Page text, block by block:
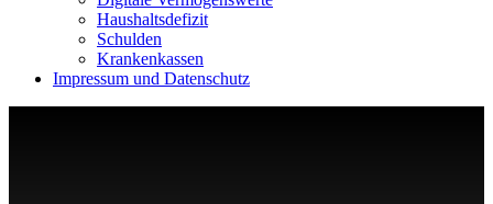
Haushaltsdefizit
Schulden
Krankenkassen
Impressum und Datenschutz